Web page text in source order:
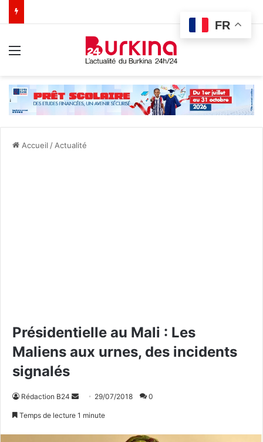
Accueil / Actualité
Présidentielle au Mali : Les
Maliens aux urnes, des incidents
signalés
Rédaction B24 29/07/2018 0
Temps de lecture 1 minute
FR